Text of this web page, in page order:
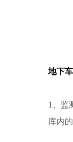
地下
1、监
库内